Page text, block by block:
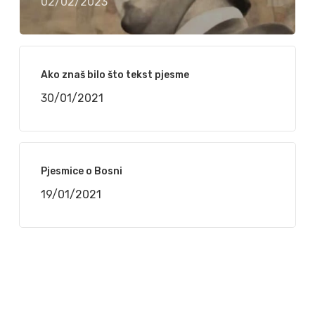
Ako znaš bilo što tekst pjesme
30/01/2021
Pjesmice o Bosni
19/01/2021